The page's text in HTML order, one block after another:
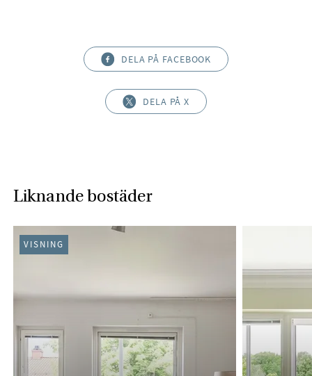
DELA PÅ FACEBOOK
DELA PÅ X
Liknande bostäder
VISNING